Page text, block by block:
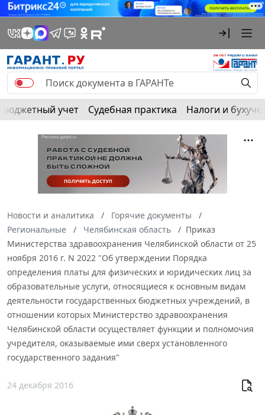
Бюджетный учет Судебная практика Налоги и
Новости и аналитика
Горячие документы
Региональные
Челябинская область
Приказ
Министерства здравоохранения Челябинской области от 25
ноября 2016 г. N 2022 "Об утверждении Порядка
определения платы для физических и юридических лиц за
образовательные услуги, относящиеся к основным видам
деятельности государственных бюджетных учреждений, в
отношении которых Министерство здравоохранения
Челябинской области осуществляет функции и полномочия
учредителя, оказываемые ими сверх установленного
государственного задания"
24 декабря 2016